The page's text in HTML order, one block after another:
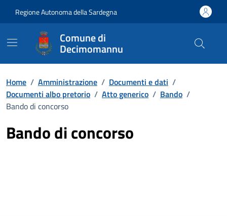
Regione Autonoma della Sardegna
Comune di
Decimomannu
Home / Amministrazione / Documenti e dati /
Documenti albo pretorio / Atto generico / Bando /
Bando di concorso
Bando di concorso